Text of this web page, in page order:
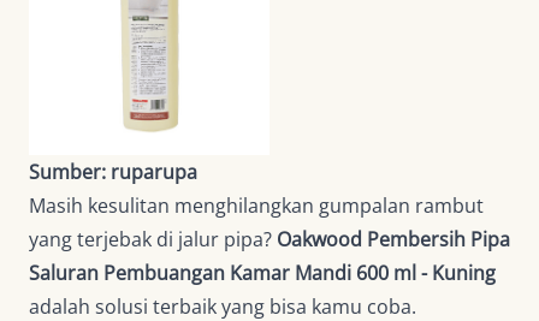
Sumber: ruparupa
Masih kesulitan menghilangkan gumpalan rambut
yang terjebak di jalur pipa? Oakwood Pembersih Pipa
Saluran Pembuangan Kamar Mandi 600 ml - Kuning
adalah solusi terbaik yang bisa kamu coba.